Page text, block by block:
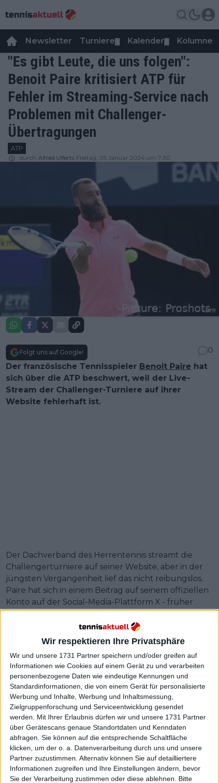
Wir respektieren Ihre Privatsphäre
Wir und unsere 1731 Partner speichern und/oder greifen auf
Informationen wie Cookies auf einem Gerät zu und verarbeiten
personenbezogene Daten wie eindeutige Kennungen und
Standardinformationen, die von einem Gerät für personalisierte
Werbung und Inhalte, Werbung und Inhaltsmessung,
Zielgruppenforschung und Serviceentwicklung gesendet
werden.
Mit Ihrer Erlaubnis dürfen wir und unsere 1731 Partner
über Gerätescans genaue Standortdaten und Kenndaten
abfragen. Sie können auf die entsprechende Schaltfläche
klicken, um der o. a. Datenverarbeitung durch uns und unsere
Partner zuzustimmen. Alternativ können Sie auf detailliertere
Informationen zugreifen und Ihre Einstellungen ändern, bevor
Sie der Verarbeitung zustimmen oder diese ablehnen.
Bitte
Newsletter Turniere Kalender Kolumnen
"Es gibt Leute, die uns folgen":
Benoit Paire kritisiert ATP für
Fehler im Streaming-Service nach
Problemen mit Challenger-
Übertragungen
ATP
durch Alfred Ulferts Freitag, 05 Januar 2024 um 7:30
Folgt uns auf Google!
0
Der französische Tennisspieler Benoit Paire hat
sich über die ATP beschwert, weil der Live-
Stream der Challenger-Turniere auf ihrer
Website fehlerhaft ist.
Der Dachverband des Herrentennis streamt die
Challengerturniere auf seiner Website, aber in der
jüngsten Vergangenheit lief das nicht reibungslos.
Paire hat sich in einem Beitrag auf seinem offiziellen
Konto auf der Social-Media-Plattform X - früher
bekannt als Twitter - über die ATP beschwert, weil
sie nicht in der Lage ist, einen fehlerfreien Livestream
für solche Veranstaltungen anzubieten.
paire benoit
@benoitpaire Follow
@atptour si vous pouvez remédier au
problème de streaming sur le site ATP
pour les challengers!!!! Ça repart du
début à chaque fois et il y a que des
bugs!! Il y a des gens qui nous suivent
!!!! MERCI 😠
3:44 AM · Jan 4, 2024